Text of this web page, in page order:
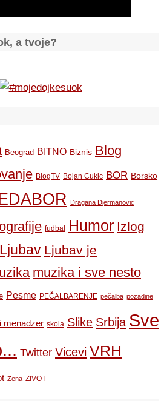
a tvoje?
Beograd BITNO Biznis Blog
BlogTV Bojan Cukic BOR Borsko
Dragana Djermanovic
fudbal Humor Izlog
Ljubav Ljubav je
muzika i sve nesto
Pesme PEČALBARENJE pečalba pozadine
menadzer skola Slike Srbija Sve
Twitter Vicevi VRH
Zena ZIVOT